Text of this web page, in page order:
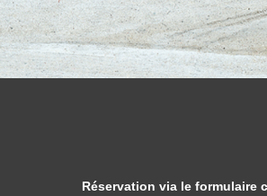
Réservation via le formulaire